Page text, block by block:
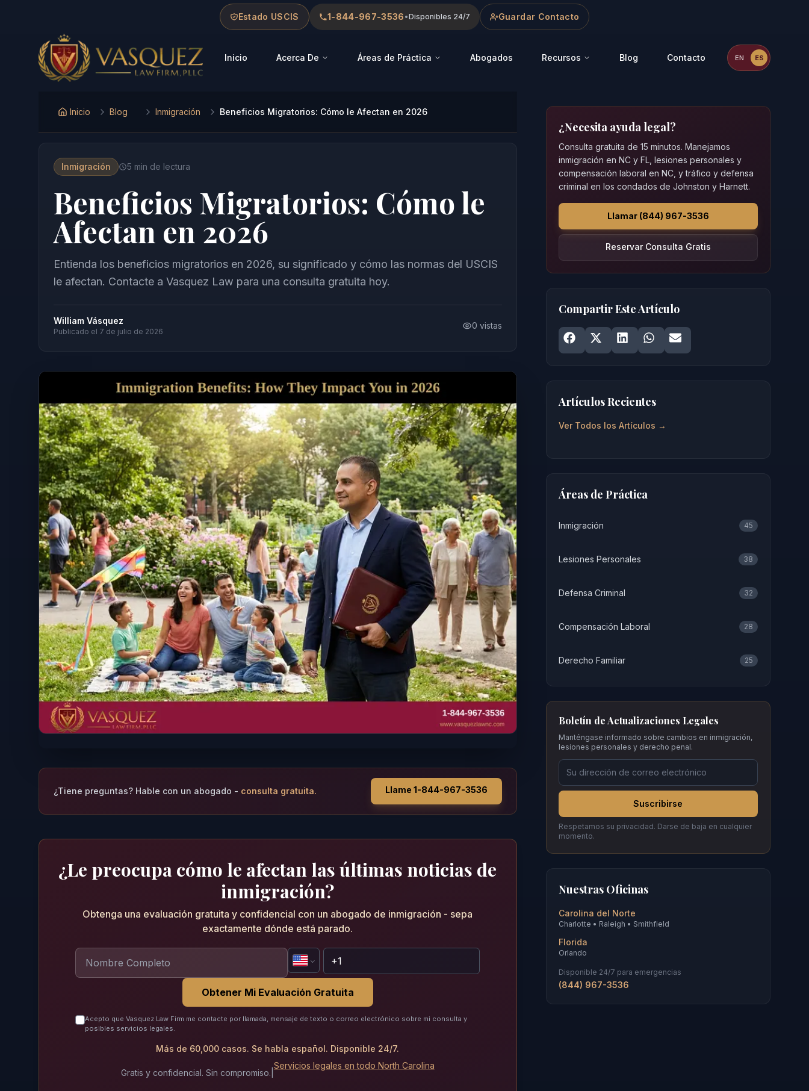
Estado USCIS 1-844-967-3536 •Disponibles 24/7 Guardar Contacto
Vasquez Law Firm - Home
Inicio Acerca De Áreas de Práctica Abogados Recursos Blog Contacto ES
EN
Inicio Blog Inmigración Beneficios Migratorios: Cómo le Afectan en 2026
Inmigración 5 min de lectura
Beneficios Migratorios: Cómo le
Afectan en 2026
Entienda los beneficios migratorios en 2026, su significado y cómo las normas del USCIS
le afectan. Contacte a Vasquez Law para una consulta gratuita hoy.
William Vásquez
Publicado el 7 de julio de 2026
0 vistas
¿Tiene preguntas? Hable con un abogado - consulta gratuita. Llame 1-844-967-3536
¿Le preocupa cómo le afectan las últimas noticias de
inmigración?
Obtenga una evaluación gratuita y confidencial con un abogado de inmigración - sepa
exactamente dónde está parado.
Obtener Mi Evaluación Gratuita
Acepto que Vasquez Law Firm me contacte por llamada, mensaje de texto o correo electrónico sobre mi consulta y
posibles servicios legales.
Más de 60,000 casos. Se habla español. Disponible 24/7.
Gratis y confidencial. Sin compromiso.
Servicios legales en todo North Carolina
¿Necesita ayuda legal?
Consulta gratuita de 15 minutos. Manejamos
inmigración en NC y FL, lesiones personales y
compensación laboral en NC, y tráfico y defensa
criminal en los condados de Johnston y Harnett.
Llamar (844) 967-3536
Reservar Consulta Gratis
Compartir Este Artículo
Share onFacebook
Share onX
Share onLinkedIn
Share onWhatsApp
Share on
Artículos Recientes
Ver Todos los Artículos →
Áreas de Práctica
Inmigración 45
Lesiones Personales 38
Defensa Criminal 32
Compensación Laboral 28
Derecho Familiar 25
Boletín de Actualizaciones Legales
Manténgase informado sobre cambios en inmigración,
lesiones personales y derecho penal.
Suscribirse
Respetamos su privacidad. Darse de baja en cualquier
momento.
Nuestras Oficinas
Carolina del Norte
Charlotte • Raleigh • Smithfield
Florida
Orlando
Disponible 24/7 para emergencias
(844) 967-3536